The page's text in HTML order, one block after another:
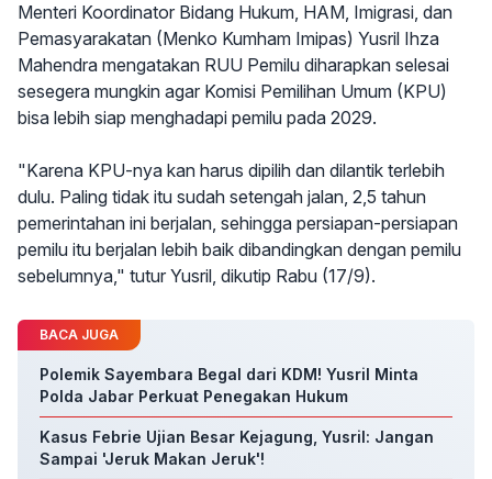
Menteri Koordinator Bidang Hukum, HAM, Imigrasi, dan
Pemasyarakatan (Menko Kumham Imipas) Yusril Ihza
Mahendra mengatakan RUU Pemilu diharapkan selesai
sesegera mungkin agar Komisi Pemilihan Umum (KPU)
bisa lebih siap menghadapi pemilu pada 2029.
"Karena KPU-nya kan harus dipilih dan dilantik terlebih
dulu. Paling tidak itu sudah setengah jalan, 2,5 tahun
pemerintahan ini berjalan, sehingga persiapan-persiapan
pemilu itu berjalan lebih baik dibandingkan dengan pemilu
sebelumnya," tutur Yusril, dikutip Rabu (17/9).
BACA JUGA
Polemik Sayembara Begal dari KDM! Yusril Minta
Polda Jabar Perkuat Penegakan Hukum
Kasus Febrie Ujian Besar Kejagung, Yusril: Jangan
Sampai 'Jeruk Makan Jeruk'!